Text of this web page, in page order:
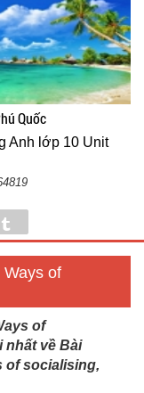
Quốc
Anh lớp 10 Unit
of
of
nhất về Bài
of socialising,